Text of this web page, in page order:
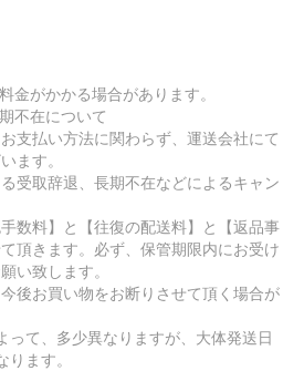
金がかかる場合があります。
不在について
支払い方法に関わらず、運送会社にて
ます。
受取辞退、長期不在などによるキャン
数料】と【往復の配送料】と【返品事
頂きます。必ず、保管期限内にお受け
い致します。
後お買い物をお断りさせて頂く場合が
って、多少異なりますが、大体発送日
ます。